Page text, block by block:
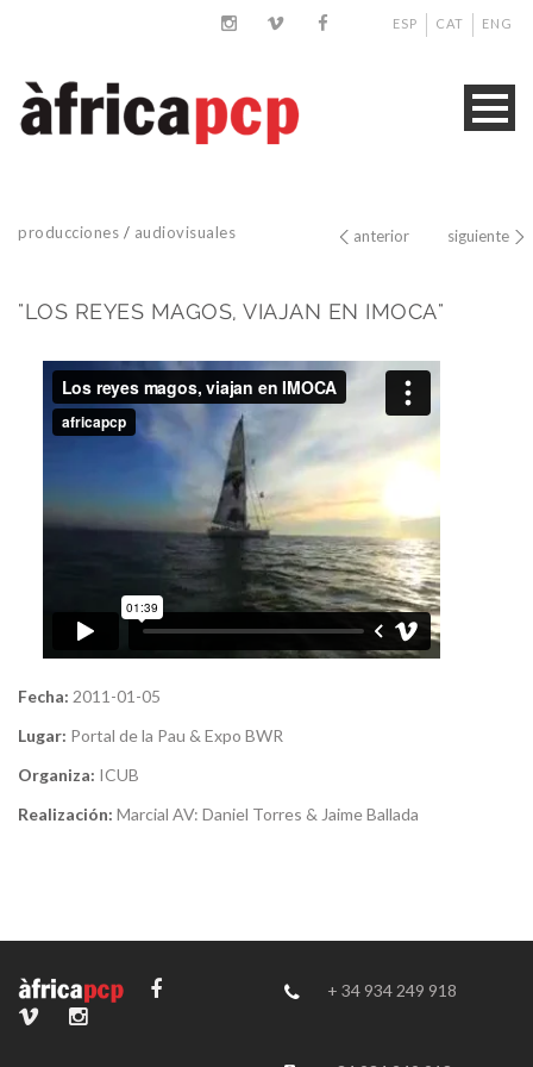
ENG
CAT
ESP
producciones / audiovisuales anterior siguiente
"LOS REYES MAGOS, VIAJAN EN IMOCA"
Fecha: 2011-01-05
Lugar: Portal de la Pau & Expo BWR
Organiza: ICUB
Realización: Marcial AV: Daniel Torres & Jaime Ballada
+ 34 934 249 918